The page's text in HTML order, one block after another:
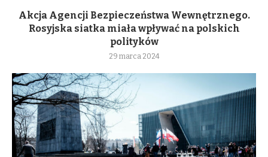
Akcja Agencji Bezpieczeństwa Wewnętrznego.
Rosyjska siatka miała wpływać na polskich
polityków
29 marca 2024